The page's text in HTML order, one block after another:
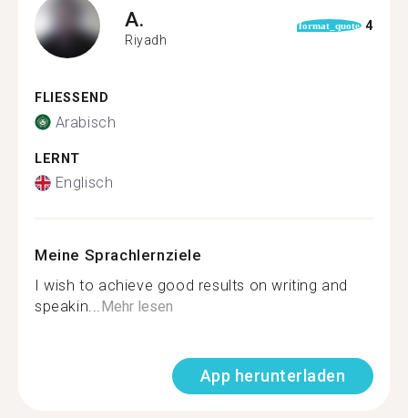
A.
Riyadh
format_quote 4
FLIESSEND
Arabisch
LERNT
Englisch
Meine Sprachlernziele
I wish to achieve good results on writing and
speakin...Mehr lesen
App herunterladen